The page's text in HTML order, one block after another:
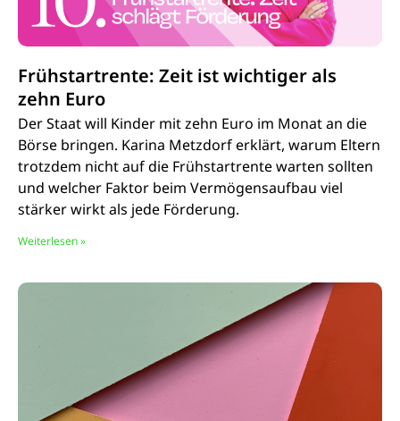
Frühstartrente: Zeit ist wichtiger als
zehn Euro
Der Staat will Kinder mit zehn Euro im Monat an die
Börse bringen. Karina Metzdorf erklärt, warum Eltern
trotzdem nicht auf die Frühstartrente warten sollten
und welcher Faktor beim Vermögensaufbau viel
stärker wirkt als jede Förderung.
Weiterlesen »